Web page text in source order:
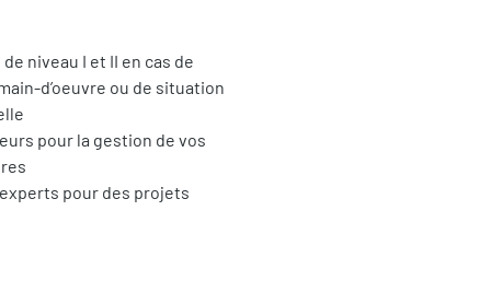
niveau I et II en cas de
d’oeuvre ou de situation
pour la gestion de vos
pour des projets